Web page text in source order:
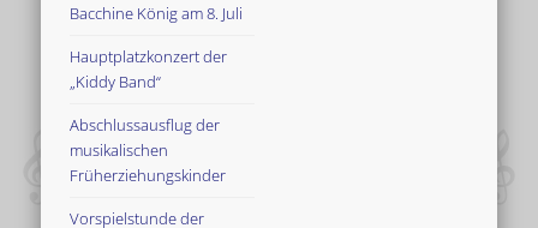
Bacchine König am 8. Juli
Hauptplatzkonzert der
„Kiddy Band“
Abschlussausflug der
musikalischen
Früherziehungskinder
Vorspielstunde der